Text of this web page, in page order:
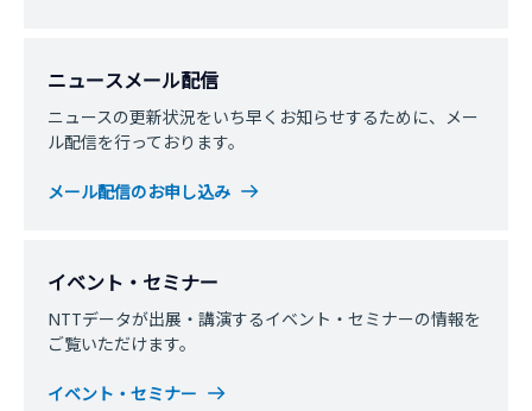
ニュースメール配信
ニュースの更新状況をいち早くお知らせするために、メー
ル配信を行っております。
メール配信のお申し込み
イベント・セミナー
NTTデータが出展・講演するイベント・セミナーの情報を
ご覧いただけます。
イベント・セミナー